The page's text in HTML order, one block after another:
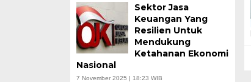
Sektor Jasa
Keuangan Yang
Resilien Untuk
Mendukung
Ketahanan Ekonomi
Nasional
7 November 2025 | 18:23 WIB